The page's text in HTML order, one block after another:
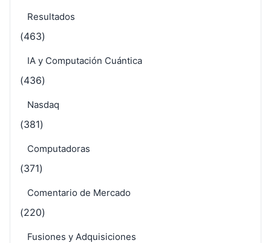
Resultados
(463)
IA y Computación Cuántica
(436)
Nasdaq
(381)
Computadoras
(371)
Comentario de Mercado
(220)
Fusiones y Adquisiciones